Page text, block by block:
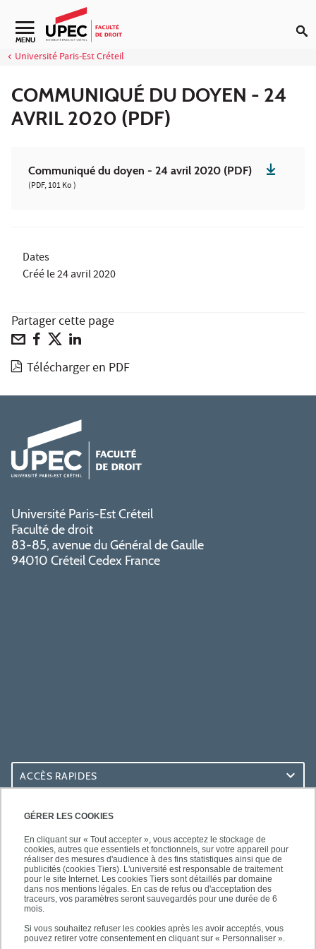
GÉRER LES COOKIES
En cliquant sur « Tout accepter », vous acceptez le stockage de
cookies, autres que essentiels et fonctionnels, sur votre appareil pour
réaliser des mesures d'audience à des fins statistiques ainsi que de
publicités (cookies Tiers). L'université est responsable de traitement
pour le site Internet. Les cookies Tiers sont détaillés par domaine
dans nos mentions légales. En cas de refus ou d'acceptation des
traceurs, vos paramètres seront sauvegardés pour une durée de 6
mois.
Si vous souhaitez refuser les cookies après les avoir acceptés, vous
pouvez retirer votre consentement en cliquant sur « Personnaliser ».
Aller au contenu
MENU
Université Paris-Est Créteil
COMMUNIQUÉ DU DOYEN - 24
AVRIL 2020 (PDF)
Communiqué du doyen - 24 avril 2020 (PDF)
(PDF, 101 Ko )
Dates
Créé le24 avril 2020
Partager cette page
Télécharger en PDF
Université Paris-Est Créteil
Faculté de droit
83-85, avenue du Général de Gaulle
94010 Créteil Cedex France
ACCÈS RAPIDES
ACCÈS PRATIQUES
SUIVEZ-NOUS